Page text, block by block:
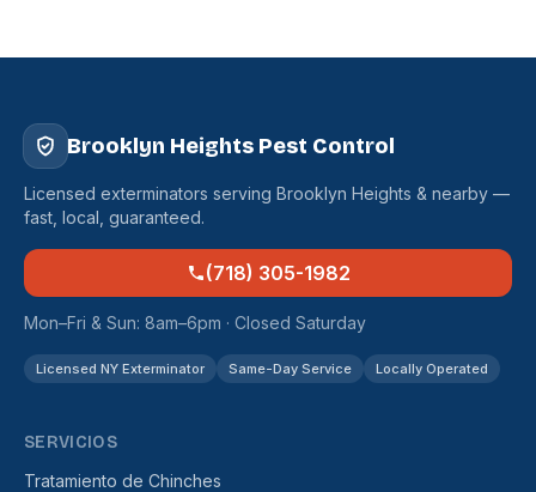
Brooklyn Heights Pest Control
Licensed exterminators serving Brooklyn Heights & nearby —
fast, local, guaranteed.
(718) 305-1982
Mon–Fri & Sun: 8am–6pm · Closed Saturday
Licensed NY Exterminator Same-Day Service Locally Operated
SERVICIOS
Tratamiento de Chinches